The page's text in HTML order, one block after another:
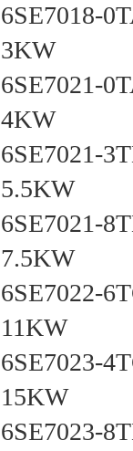
6SE7018-
3KW
6SE7021-
4KW
6SE7021-
5.5KW
6SE7021-
7.5KW
6SE7022-
11KW
6SE7023-
15KW
6SE7023-